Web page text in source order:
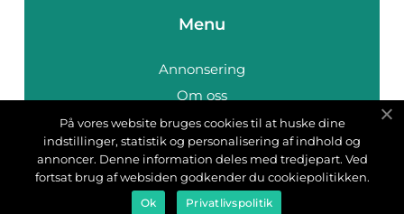
Menu
Annonsering
Om oss
Cookies
Kontakta oss
Sitemap
På vores website bruges cookies til at huske dine
indstillinger, statistik og personalisering af indhold og
annoncer. Denne information deles med tredjepart. Ved
fortsat brug af websiden godkender du cookiepolitikken.
Ok Privatlivspolitik